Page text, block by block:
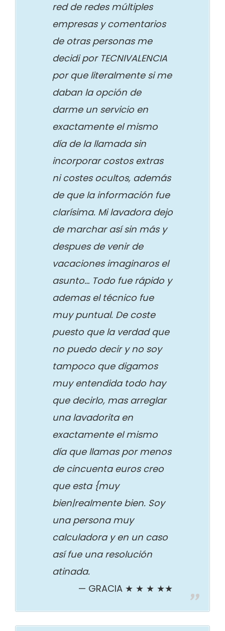
red de redes múltiples
empresas y comentarios
de otras personas me
decidi por TECNIVALENCIA
por que literalmente si me
daban la opción de
darme un servicio en
exactamente el mismo
día de la llamada sin
incorporar costos extras
ni costes ocultos, además
de que la información fue
clarísima. Mi lavadora dejo
de marchar así sin más y
despues de venir de
vacaciones imaginaros el
asunto… Todo fue rápido y
ademas el técnico fue
muy puntual. De coste
puesto que la verdad que
no puedo decir y no soy
tampoco que digamos
muy entendida todo hay
que decirlo, mas arreglar
una lavadorita en
exactamente el mismo
día que llamas por menos
de cincuenta euros creo
que esta {muy
bien|realmente bien. Soy
una persona muy
calculadora y en un caso
así fue una resolución
atinada.
GRACIA ★ ★ ★ ★★